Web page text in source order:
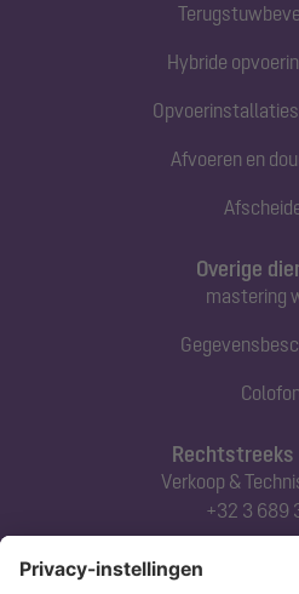
Hybride
Afvoeren en
Verkoop &
+32 3 689
Overige
mastering
Colofon